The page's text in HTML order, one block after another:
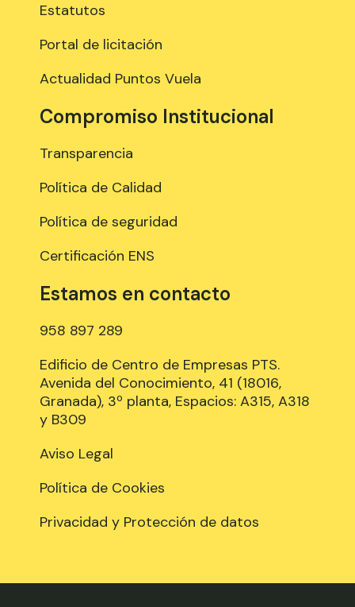
Estatutos
Portal de licitación
Actualidad Puntos Vuela
Compromiso Institucional
Transparencia
Política de Calidad
Política de seguridad
Certificación ENS
Estamos en contacto
958 897 289
Edificio de Centro de Empresas PTS.
Avenida del Conocimiento, 41 (18016,
Granada), 3º planta, Espacios: A315, A318
y B309
Aviso Legal
Política de Cookies
Privacidad y Protección de datos